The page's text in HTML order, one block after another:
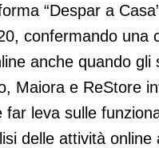
“Despar a
confermando una
anche quando gli
Maiora e ReStore
leva sulle
delle attività